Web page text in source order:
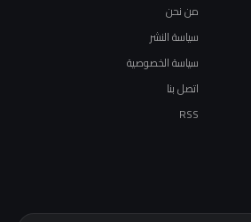
من نحن
سياسة النشر
سياسة الخصوصية
اتصل بنا
RSS